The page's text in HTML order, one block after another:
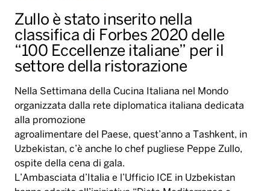
Zullo è stato inserito nella
classifica di Forbes 2020 delle
“100 Eccellenze italiane” per il
settore della ristorazione
Nella Settimana della Cucina Italiana nel Mondo
organizzata dalla rete diplomatica italiana dedicata
alla promozione
agroalimentare del Paese, quest’anno a Tashkent, in
Uzbekistan, c’è anche lo chef pugliese Peppe Zullo,
ospite della cena di gala.
L’Ambasciata d’Italia e l’Ufficio ICE in Uzbekistan